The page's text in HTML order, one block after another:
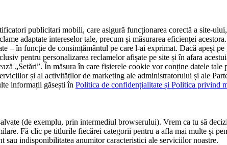
publicitari mobili, care asigură funcționarea corectă a site-
adaptate intereselor tale, precum și măsurarea eficienței
în funcție de consimțământul pe care l-ai exprimat. Dacă apeși
pentru personalizarea reclamelor afișate pe site și în afara
„Setări”. În măsura în care fișierele cookie vor conține datele tale
și al activităților de marketing ale administratorului și ale
informații găsești în Politica de confidențialitate și Politica privind
(de exemplu, prin intermediul browserului). Vrem ca tu să
Fă clic pe titlurile fiecărei categorii pentru a afla mai multe și
indisponibilitatea anumitor caracteristici ale serviciilor noastre.